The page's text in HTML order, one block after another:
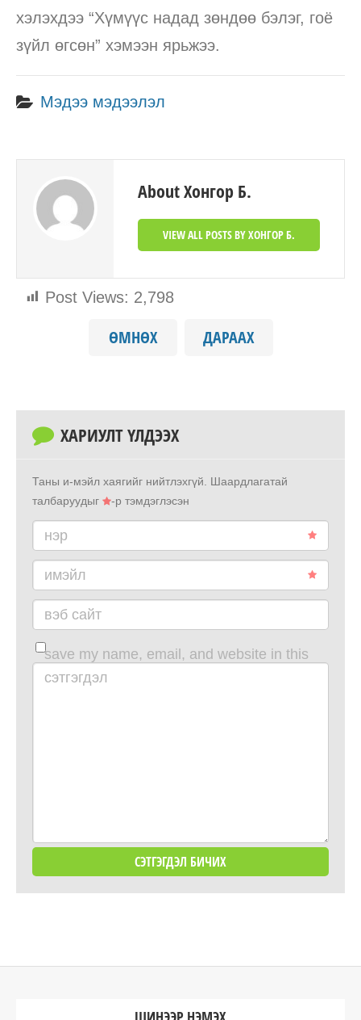
хэлэхдээ “Хүмүүс надад зөндөө бэлэг, гоё
зүйл өгсөн” хэмээн ярьжээ.
Post Views: 2,798
Мэдээ мэдээлэл
About Хонгор Б.
VIEW ALL POSTS BY ХОНГОР Б.
ӨМНӨХ ДАРААХ
ХАРИУЛТ ҮЛДЭЭХ
Таны и-мэйл хаягийг нийтлэхгүй.
Шаардлагатай
талбаруудыг
-р тэмдэглэсэн
нэр
имэйл
вэб сайт
save my name, email, and website in this
browser for the next time i comment.
сэтгэгдэл